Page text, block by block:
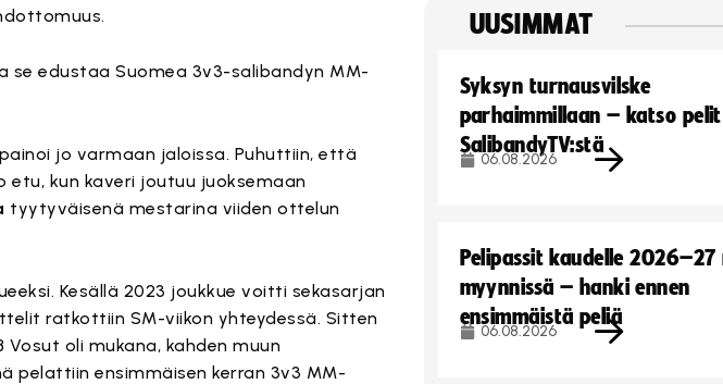
se edustaa Suomea 3v3-salibandyn MM-
jo varmaan jaloissa. Puhuttiin, että
etu, kun kaveri joutuu juoksemaan
tyytyväisenä mestarina viiden ottelun
Kesällä 2023 joukkue voitti sekasarjan
ratkottiin SM-viikon yhteydessä. Sitten
oli mukana, kahden muun
pelattiin ensimmäisen kerran 3v3 MM-
UUSIMMAT
Syksyn turnausvilske
parhaimmillaan – katso pelit
SalibandyTV:stä
06.08.2026
Pelipassit kaudelle
myynnissä – hanki ennen
ensimmäistä peliä
06.08.2026